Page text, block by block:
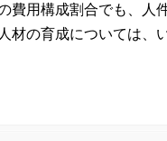
用構成割合でも、人
の育成については、